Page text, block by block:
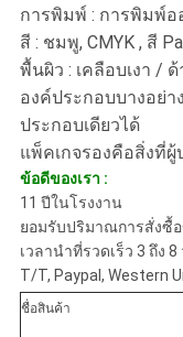
การพิมพ์ : การพิมพ์อ
สี : ชมพู, CMYK , สี
พื้นผิว : เคลือบเงา /
องค์ประกอบบางอย่
ประกอบเดียวได้
แพ็คเกจรองคือสิ่งที่
ข้อดีของเรา :
11 ปีในโรงงาน
ยอมรับปริมาณการสั่งซื้
เวลานำที่รวดเร็ว 3 ถึง
T/T, Paypal, Western
ชื่อสินค้า